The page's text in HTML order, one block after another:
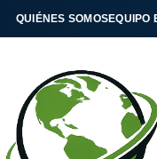
QUIÉNES SOMOSEQUIPO